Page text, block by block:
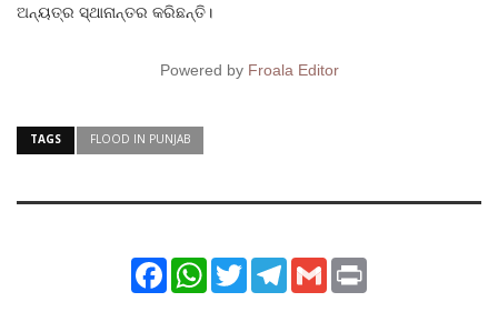
ଅନ୍ୟତ୍ର ସ୍ଥାନାନ୍ତର କରିଛନ୍ତି।
Powered by Froala Editor
TAGS FLOOD IN PUNJAB
FacebookWhatsApp
TwitterTelegram
Gmail